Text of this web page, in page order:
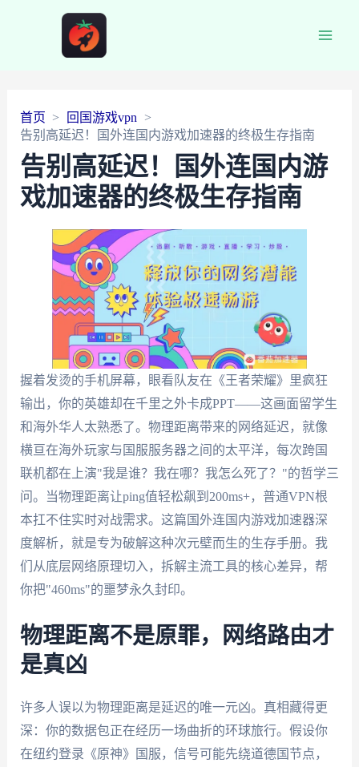
首页
回国游戏vpn
告别高延迟！国外连国内游戏加速器的终极生存指南
告别高延迟！国外连国内游
戏加速器的终极生存指南
握着发烫的手机屏幕，眼看队友在《王者荣耀》里疯狂
输出，你的英雄却在千里之外卡成PPT——这画面留学生
和海外华人太熟悉了。物理距离带来的网络延迟，就像
横亘在海外玩家与国服服务器之间的太平洋，每次跨国
联机都在上演"我是谁？我在哪？我怎么死了？"的哲学三
问。当物理距离让ping值轻松飙到200ms+，普通VPN根
本扛不住实时对战需求。这篇国外连国内游戏加速器深
度解析，就是专为破解这种次元壁而生的生存手册。我
们从底层网络原理切入，拆解主流工具的核心差异，帮
你把"460ms"的噩梦永久封印。
物理距离不是原罪，网络路由才
是真凶
许多人误以为物理距离是延迟的唯一元凶。真相藏得更
深：你的数据包正在经历一场曲折的环球旅行。假设你
在纽约登录《原神》国服，信号可能先绕道德国节点，